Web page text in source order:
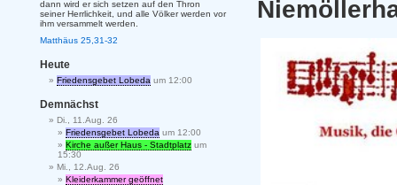
dann wird er sich setzen auf den Thron
seiner Herrlichkeit, und alle Völker werden vor
ihm versammelt werden.
Matthäus 25,31-32
Heute
Friedensgebet Lobeda um 12:00
Demnächst
Di., 11.Aug. 26
Friedensgebet Lobeda um 12:00
Kirche außer Haus - Stadtplatz um
15:30
Mi., 12.Aug. 26
Kleiderkammer geöffnet